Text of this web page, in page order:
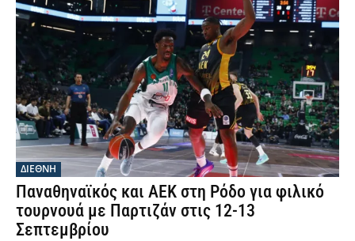
ΔΙΕΘΝΗ
Παναθηναϊκός και ΑΕΚ στη Ρόδο για φιλικό
τουρνουά με Παρτιζάν στις 12-13
Σεπτεμβρίου